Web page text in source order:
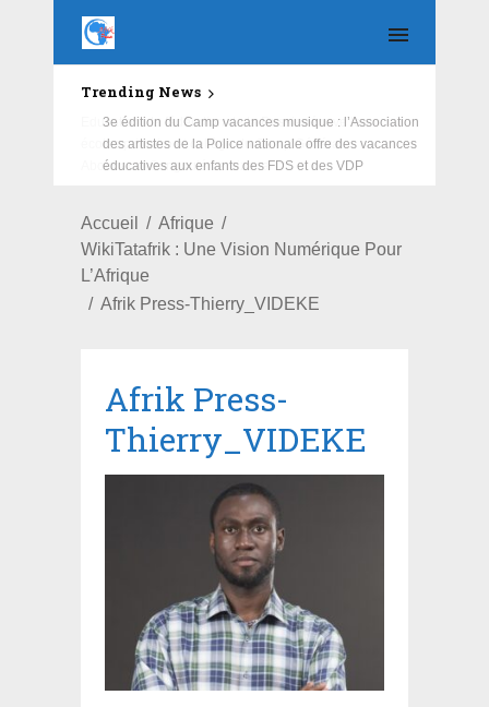
Trending News
Education : la fédération de la Russie rénove les
écoles primaire et collège du Camp Général
Aboubacar Sangoulé Lamizana
Accueil
Afrique
WikiTatafrik : Une Vision Numérique Pour
L’Afrique
Afrik Press-Thierry_VIDEKE
Afrik Press-
Thierry_VIDEKE